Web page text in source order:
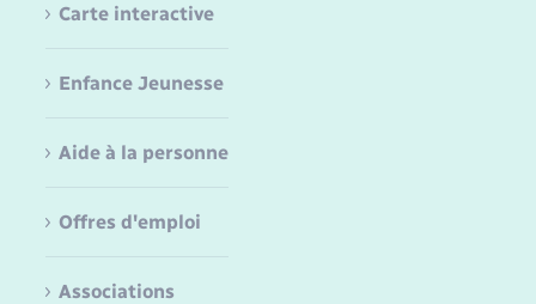
Carte interactive
Enfance Jeunesse
Aide à la personne
Offres d'emploi
Associations